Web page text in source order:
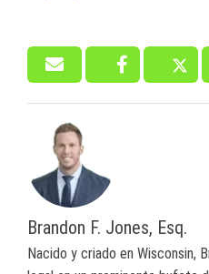
Brandon F. Jones, Esq.
Nacido y criado en Wisconsin,